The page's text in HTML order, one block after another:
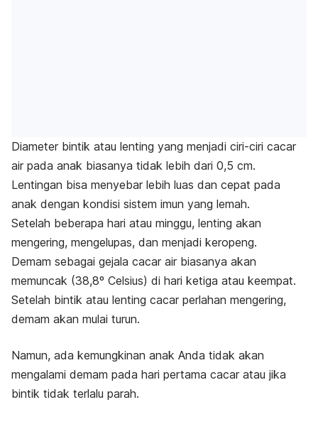
Diameter bintik atau lenting yang menjadi ciri-ciri cacar
air pada anak biasanya tidak lebih dari 0,5 cm.
Lentingan bisa menyebar lebih luas dan cepat pada
anak dengan kondisi sistem imun yang lemah.
Setelah beberapa hari atau minggu, lenting akan
mengering, mengelupas, dan menjadi keropeng.
Demam sebagai gejala cacar air biasanya akan
memuncak (38,8º Celsius) di hari ketiga atau keempat.
Setelah bintik atau lenting cacar perlahan mengering,
demam akan mulai turun.
Namun, ada kemungkinan anak Anda tidak akan
mengalami demam pada hari pertama cacar atau jika
bintik tidak terlalu parah.